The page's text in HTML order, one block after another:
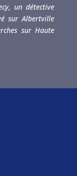
un détective
sur Albertville
sur Haute